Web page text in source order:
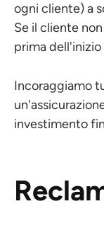
ogni cliente) a
Se il cliente
prima
Incoraggiamo
investimento